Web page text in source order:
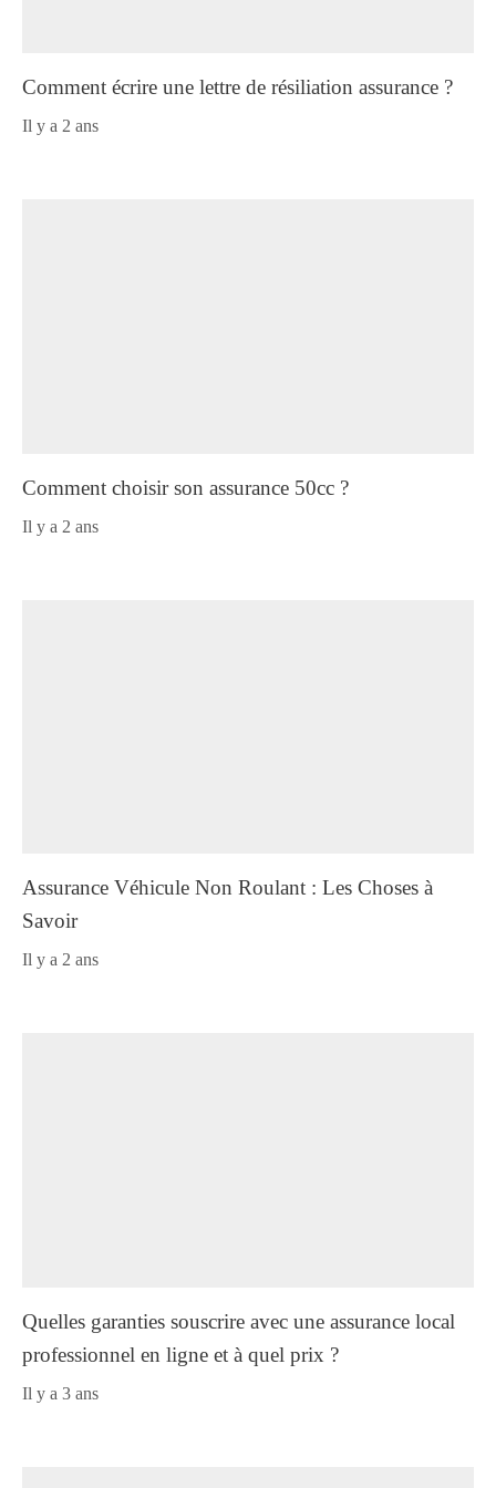
Comment écrire une lettre de résiliation assurance ?
il y a 2 ans
Comment choisir son assurance 50cc ?
il y a 2 ans
Assurance Véhicule Non Roulant : Les Choses à
Savoir
il y a 2 ans
Quelles garanties souscrire avec une assurance local
professionnel en ligne et à quel prix ?
il y a 3 ans